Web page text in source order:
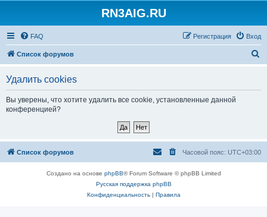
RN3AIG.RU
FAQ Вход
Регистрация
Список форумов
Удалить cookies
Вы уверены, что хотите удалить все cookie, установленные данной
конференцией?
Список форумов Часовой пояс: UTC+03:00
Создано на основе phpBB® Forum Software © phpBB Limited
Русская поддержка phpBB
Конфиденциальность| Правила